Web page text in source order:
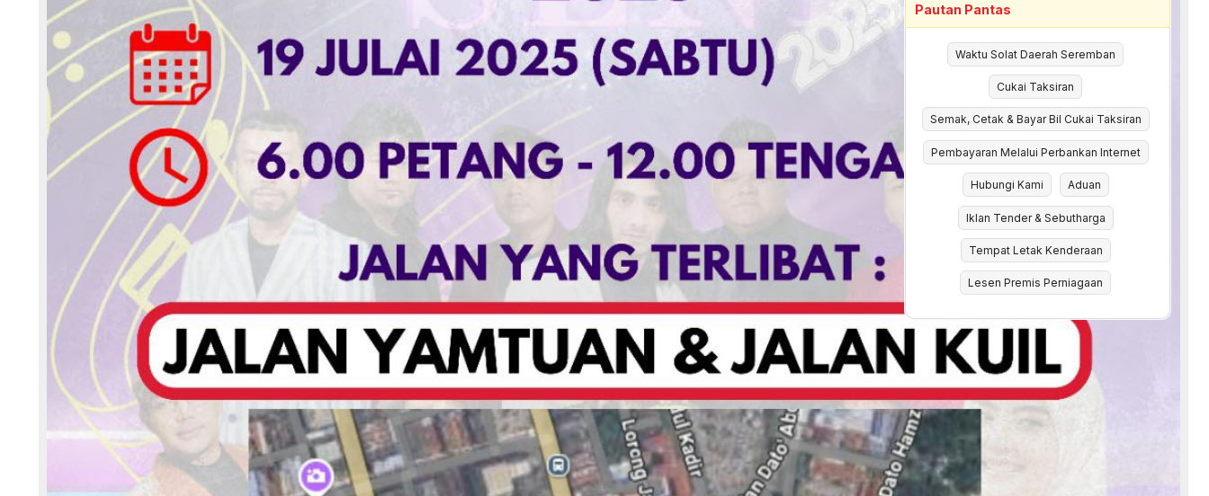
Pautan Pantas
Waktu Solat Daerah Seremban
Cukai Taksiran
Semak, Cetak & Bayar Bil Cukai Taksiran
Pembayaran Melalui Perbankan Internet
Hubungi Kami Aduan
Iklan Tender & Sebutharga
Tempat Letak Kenderaan
Lesen Premis Perniagaan